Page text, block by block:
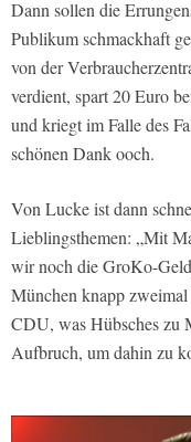
Dann sollen die
Publikum schmackhaft
von der
verdient, spart 20 Euro
und kriegt im Falle des
schönen Dank ooch.
Von Lucke ist dann
Lieblingsthemen: „Mit
wir noch die GroKo-
München knapp
CDU, was Hübsches zu
Aufbruch, um dahin zu